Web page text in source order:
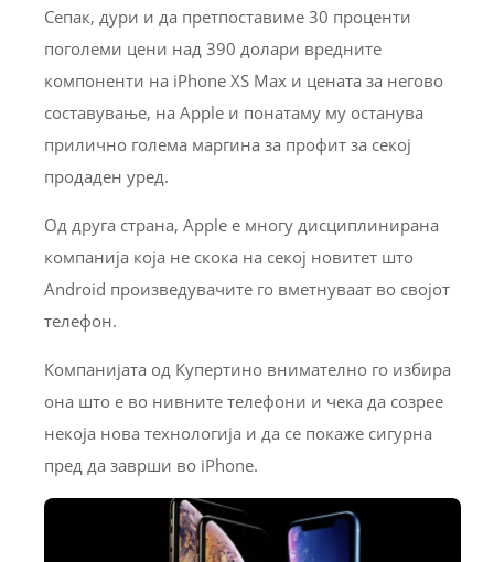
Сепак, дури и да претпоставиме 30 проценти
поголеми цени над 390 долари вредните
компоненти на iPhone XS Max и цената за негово
составување, на Apple и понатаму му останува
прилично голема маргина за профит за секој
продаден уред.
Од друга страна, Apple е многу дисциплинирана
компанија која не скока на секој новитет што
Android произведувачите го вметнуваат во својот
телефон.
Компанијата од Купертино внимателно го избира
она што е во нивните телефони и чека да созрее
некоја нова технологија и да се покаже сигурна
пред да заврши во iPhone.